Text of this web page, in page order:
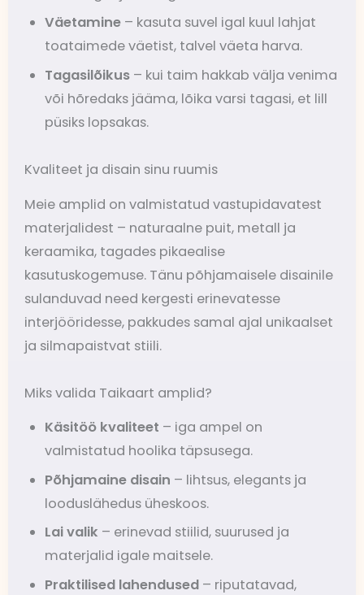
Väetamine – kasuta suvel igal kuul lahjat
toataimede väetist, talvel väeta harva.
Tagasilõikus – kui taim hakkab välja venima
või hõredaks jääma, lõika varsi tagasi, et lill
püsiks lopsakas.
Kvaliteet ja disain sinu ruumis
Meie amplid on valmistatud vastupidavatest
materjalidest – naturaalne puit, metall ja
keraamika, tagades pikaealise
kasutuskogemuse. Tänu põhjamaisele disainile
sulanduvad need kergesti erinevatesse
interjööridesse, pakkudes samal ajal unikaalset
ja silmapaistvat stiili.
Miks valida Taikaart amplid?
Käsitöö kvaliteet – iga ampel on
valmistatud hoolika täpsusega.
Põhjamaine disain – lihtsus, elegants ja
looduslähedus üheskoos.
Lai valik – erinevad stiilid, suurused ja
materjalid igale maitsele.
Praktilised lahendused– riputatavad,